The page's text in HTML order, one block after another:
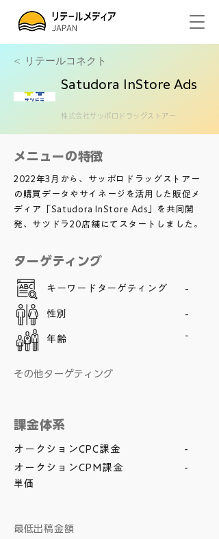
< リテールコネクト
Satudora InStore Ads
株式会社サッポロドラッグストアー
メニューの特徴
2022年3月から、サッポロドラッグストアー
の購買データやサイネージを活用した販促メ
ディア「Satudora InStore Ads」を共同開
発、サツドラ20店舗にてスタートしました。
ターゲティング
キーワードターゲティング -
性別 -
年齢 -
その他ターゲティング
課金体系
オークションCPC課金
-
オークションCPM課金
-
単価
​最低出稿金額